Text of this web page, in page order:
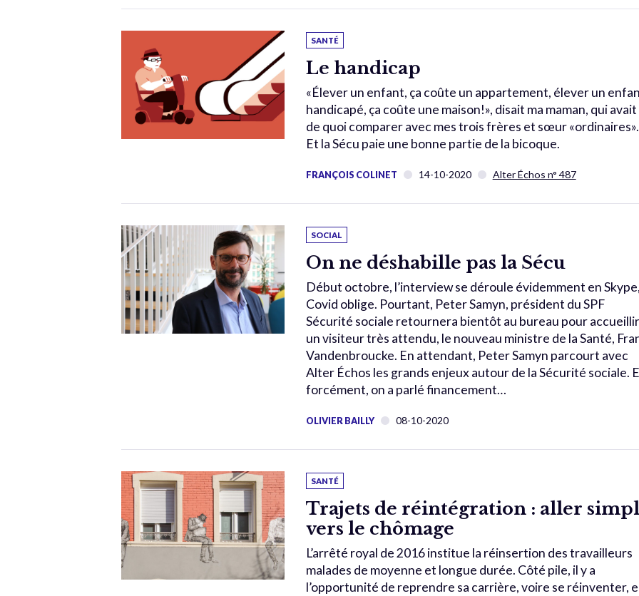
SANTÉ
Le handicap
«Élever un enfant, ça coûte un appartement, élever un
handicapé, ça coûte une maison!», disait ma maman, qui avait
de quoi comparer avec mes trois frères et sœur «ordinaires».
Et la Sécu paie une bonne partie de la bicoque.
FRANÇOIS COLINET 14-10-2020 Alter Échos n° 487
SOCIAL
On ne déshabille pas la Sécu
Début octobre, l’interview se déroule évidemment en
Covid oblige. Pourtant, Peter Samyn, président du SPF
Sécurité sociale retournera bientôt au bureau pour accueillir
un visiteur très attendu, le nouveau ministre de la Santé,
Vandenbroucke. En attendant, Peter Samyn parcourt avec
Alter Échos les grands enjeux autour de la Sécurité sociale.
forcément, on a parlé financement…
OLIVIER BAILLY 08-10-2020
SANTÉ
Trajets de réintégration : aller
vers le chômage
L’arrêté royal de 2016 institue la réinsertion des travailleurs
malades de moyenne et longue durée. Côté pile, il y a
l’opportunité de reprendre sa carrière, voire se réinventer,